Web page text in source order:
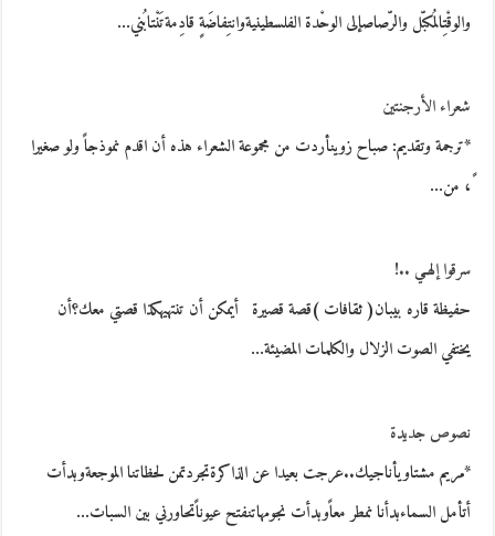
والوقْتِالمُكبّل والرّصاصإلى الوحْدة الفلسطينيةوانتِفاضَةٍ قادِمةتَنْتابُني…
شعراء الأرجنتين
*ترجمة وتقديم: صباح زوينأردت من مجموعة الشعراء هذه أن اقدم نموذجاً ولو صغيرا
ً، من…
سرقوا إلهـي ..!
حفيظة قاره بيبان( ثقافات )قصة قصيرة أيمكن أن تنتهيهكذا قصتي معك؟أن
يختفي الصوت الزلال والكلمات المضيئة…
نصوص جديدة
*مريم مشتاويأناجيك..عرجت بعيدا عن الذاكرةتجردتمن لحظاتنا الموجعةوبدأت
أتأمل السماءبدأنا نمطر معاًوبدأت نجومهاتنفتح عيوناًتحاورني بين السبات…